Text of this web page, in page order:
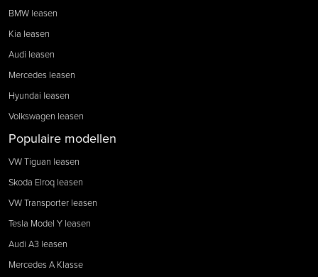
BMW leasen
Kia leasen
Audi leasen
Mercedes leasen
Hyundai leasen
Volkswagen leasen
Populaire modellen
VW Tiguan leasen
Skoda Elroq leasen
VW Transporter leasen
Tesla Model Y leasen
Audi A3 leasen
Mercedes A Klasse